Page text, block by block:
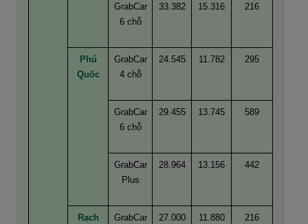
GrabCar
6 chỗ
33.382 15.316 216
Phú
Quốc
GrabCar
4 chỗ
24.545 11.782 295
GrabCar
6 chỗ
29.455 13.745 589
GrabCar
Plus
28.964 13.156 442
Rạch
GrabCar
27.000 11.880 216